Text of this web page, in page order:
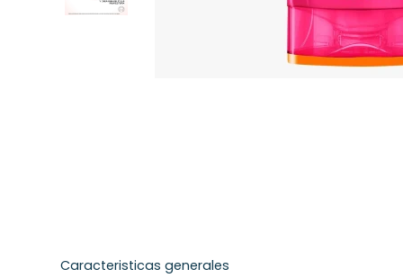
Caracteristicas generales